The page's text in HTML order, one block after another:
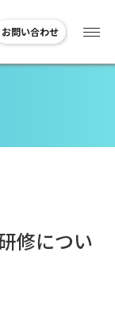
お問い合わせ
修につい